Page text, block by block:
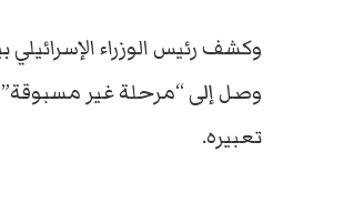
وكشف رئيس الوزراء
وصل إلى “مرحلة غير مسبوقة”
تعبيره.